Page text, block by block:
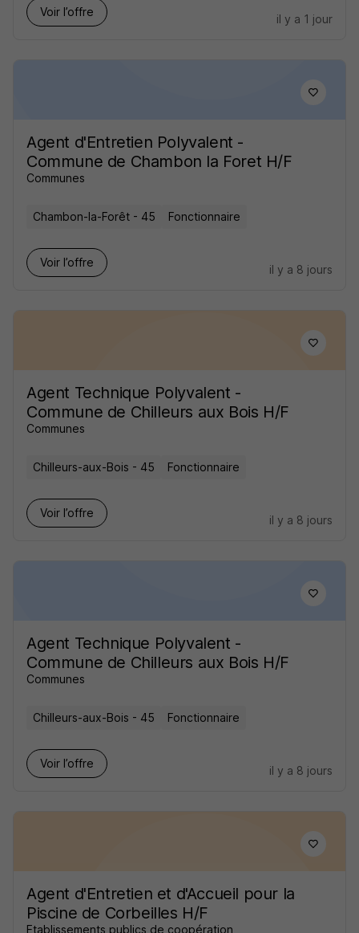
Voir l’offre
il y a 1 jour
Agent d'Entretien Polyvalent -
Commune de Chambon la Foret H/F
Communes
Chambon-la-Forêt - 45 Fonctionnaire
Voir l’offre
il y a 8 jours
Agent Technique Polyvalent -
Commune de Chilleurs aux Bois H/F
Communes
Chilleurs-aux-Bois - 45 Fonctionnaire
Voir l’offre
il y a 8 jours
Agent Technique Polyvalent -
Commune de Chilleurs aux Bois H/F
Communes
Chilleurs-aux-Bois - 45 Fonctionnaire
Voir l’offre
il y a 8 jours
Agent d'Entretien et d'Accueil pour la
Piscine de Corbeilles H/F
Etablissements publics de coopération